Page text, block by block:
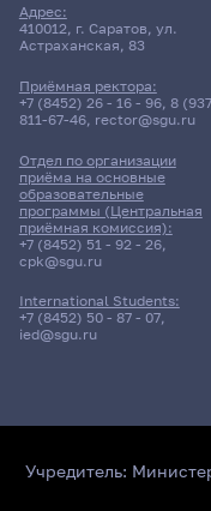
Адрес:
410012, г. Саратов, ул.
Астраханская, 83
Приёмная ректора:
+7 (8452) 26 - 16 - 96, 8
811-67-46, rector@sgu.ru
Отдел по организации
приёма на основные
образовательные
программы (Центральная
приёмная комиссия):
+7 (8452) 51 - 92 - 26,
cpk@sgu.ru
International Students:
+7 (8452) 50 - 87 - 07,
ied@sgu.ru
Учредитель: